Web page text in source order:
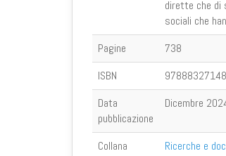
dirette che di
sociali che
Pagine
738
ISBN
Data
pubblicazione
Dicembre
Collana
Ricerche e